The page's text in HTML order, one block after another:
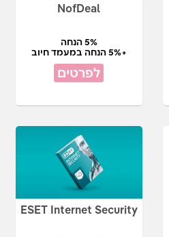
NofDeal
5% הנחה
+5% הנחה במעמד חיוב
לפרטים
ESET Internet Security